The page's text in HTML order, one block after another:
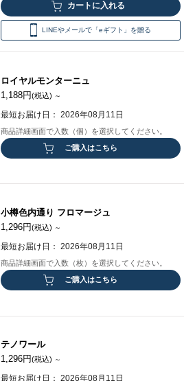
LINEやメールで「eギフト」を贈る
ロイヤルモンターニュ
1,188円(税込) ～
最短お届け日： 2026年08月11日
商品詳細画面で入数（個）を選択してください。
ご購入はこちら
小樽色内通り フロマージュ
1,296円(税込) ～
最短お届け日： 2026年08月11日
商品詳細画面で入数（枚）を選択してください。
ご購入はこちら
テノワール
1,296円(税込) ～
最短お届け日： 2026年08月11日